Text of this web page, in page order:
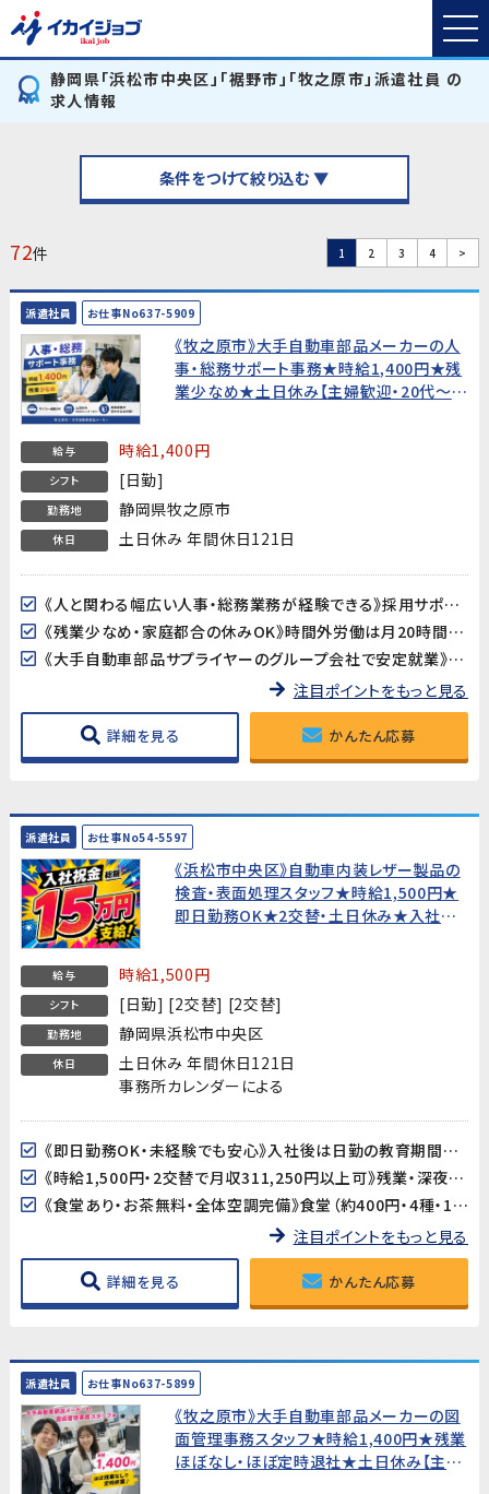
静岡県「浜松市中央区」「裾野市」「牧之原市」派遣社員 の
求人情報
条件をつけて絞り込む ▼
72件 1 2 3 4 >
派遣社員 お仕事No637-5909
《牧之原市》大手自動車部品メーカーの人
事・総務サポート事務★時給1,400円★残
業少なめ★土日休み【主婦歓迎・20代〜
給与 時給1,400円
シフト [日勤]
勤務地 静岡県牧之原市
休日 土日休み 年間休日121日
《人と関わる幅広い人事・総務業務が経験できる》採用サポート・人事書類管理・経費処理・会議運営など、人事・総務の仕事を幅広く経験できるポジションです。社会人としてのスキルを活かしながら、さらに成長できる環境です。
《残業少なめ・家庭都合の休みOK》時間外労働は月20時間程度と少なめ。主婦（夫）の方も歓迎で、家庭との両立がしやすい環境です。
《大手自動車部品サプライヤーのグループ会社で安定就業》国内外で活躍する大手自動車部品メーカーのグループ会社でのお仕事です。安定した環境で長期的に働けます。
注目ポイントをもっと見る
詳細を見る かんたん応募
派遣社員 お仕事No54-5597
《浜松市中央区》自動車内装レザー製品の
検査・表面処理スタッフ★時給1,500円★
即日勤務OK★2交替・土日休み★入社祝
給与 時給1,500円
シフト [日勤] [2交替] [2交替]
勤務地 静岡県浜松市中央区
休日
土日休み 年間休日121日
事務所カレンダーによる
《即日勤務OK・未経験でも安心》入社後は日勤の教育期間からスタートするので、2交替勤務が初めての方でも安心してスタートできます。工場未経験の方も大歓迎です。
《時給1,500円・2交替で月収311,250円以上可》残業・深夜手当が加算され、月収311,250円以上を目指せます（所定21.25日・残業25h・深夜25hの場合）。
《食堂あり・お茶無料・全体空調完備》食堂（約400円・4種・11:30〜13:30）が利用できます。お茶も無料。空調完備の環境ですが、作業場によっては暑さを感じる場合があります。
注目ポイントをもっと見る
詳細を見る かんたん応募
派遣社員 お仕事No637-5899
《牧之原市》大手自動車部品メーカーの図
面管理事務スタッフ★時給1,400円★残業
ほぼなし・ほぼ定時退社★土日休み【主婦